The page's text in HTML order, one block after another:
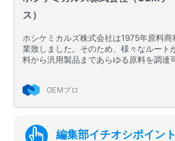
編集部イチオシポイント